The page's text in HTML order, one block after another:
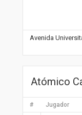
Avenida
Atómico
# Jugador